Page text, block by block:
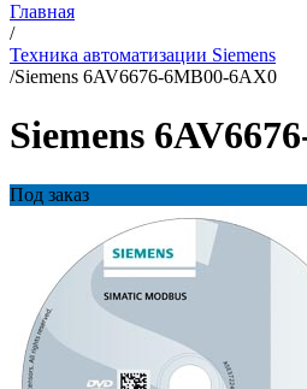
Главная
/
Техника автоматизации Siemens
/Siemens 6AV6676-6MB00-6AX0
Siemens
Под заказ